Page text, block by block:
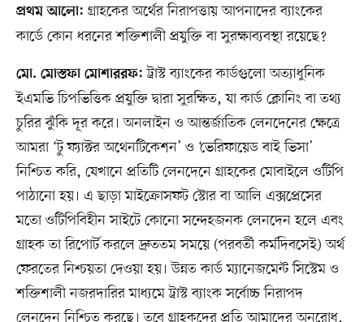
প্রথম আলো: গ্রাহকের অর্থের নিরাপত্তায় আপনাদের ব্যাংকের
কার্ডে কোন ধরনের শক্তিশালী প্রযুক্তি বা সুরক্ষাব্যবস্থা রয়েছে?
মো. মোস্তফা মোশাররফ: ট্রাস্ট ব্যাংকের কার্ডগুলো অত্যাধুনিক
ইএমভি চিপভিত্তিক প্রযুক্তি দ্বারা সুরক্ষিত, যা কার্ড ক্লোনিং বা তথ্য
চুরির ঝুঁকি দূর করে। অনলাইন ও আন্তর্জাতিক লেনদেনের ক্ষেত্রে
আমরা ‘টু ফ্যাক্টর অথেনটিকেশন’ ও ‘ভেরিফায়েড বাই ভিসা’
নিশ্চিত করি, যেখানে প্রতিটি লেনদেনে গ্রাহকের মোবাইলে ওটিপি
পাঠানো হয়। এ ছাড়া মাইক্রোসফট স্টোর বা আলি এক্সপ্রেসের
মতো ওটিপিবিহীন সাইটে কোনো সন্দেহজনক লেনদেন হলে এবং
গ্রাহক তা রিপোর্ট করলে দ্রুততম সময়ে (পরবর্তী কর্মদিবসেই) অর্থ
ফেরতের নিশ্চয়তা দেওয়া হয়। উন্নত কার্ড ম্যানেজমেন্ট সিস্টেম ও
শক্তিশালী নজরদারির মাধ্যমে ট্রাস্ট ব্যাংক সর্বোচ্চ নিরাপদ
লেনদেন নিশ্চিত করছে। তবে গ্রাহকদের প্রতি আমাদের অনুরোধ,